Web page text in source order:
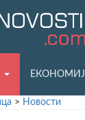
> Новости